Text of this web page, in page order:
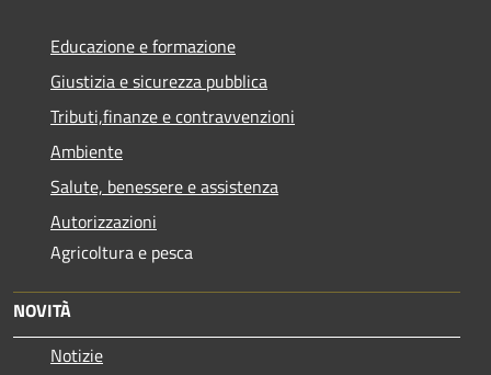
Educazione e formazione
Giustizia e sicurezza pubblica
Tributi,finanze e contravvenzioni
Ambiente
Salute, benessere e assistenza
Autorizzazioni
Agricoltura e pesca
NOVITÀ
Notizie